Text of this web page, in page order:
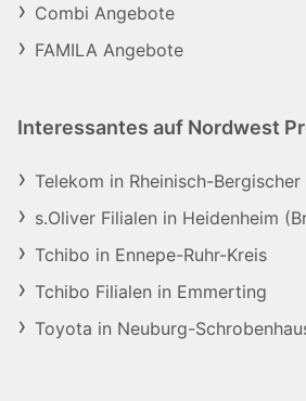
Combi Angebote
FAMILA Angebote
Interessantes auf Nordwest
Telekom in Rheinisch-Bergischer
s.Oliver Filialen in Heidenheim
Tchibo in Ennepe-Ruhr-Kreis
Tchibo Filialen in Emmerting
Toyota in Neuburg-